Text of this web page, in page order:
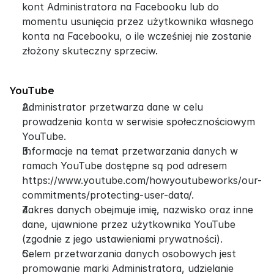
kont Administratora na Facebooku lub do
momentu usunięcia przez użytkownika własnego
konta na Facebooku, o ile wcześniej nie zostanie
złożony skuteczny sprzeciw.
YouTube
Administrator przetwarza dane w celu
prowadzenia konta w serwisie społecznościowym
YouTube.
Informacje na temat przetwarzania danych w
ramach YouTube dostępne są pod adresem
https://www.youtube.com/howyoutubeworks/our-
commitments/protecting-user-data/.
Zakres danych obejmuje imię, nazwisko oraz inne
dane, ujawnione przez użytkownika YouTube
(zgodnie z jego ustawieniami prywatności).
Celem przetwarzania danych osobowych jest
promowanie marki Administratora, udzielanie